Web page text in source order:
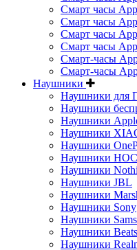
Смарт часы
Смарт часы
Смарт часы
Смарт часы
Смарт-часы
Смарт-часы
Наушники
Наушники для
Наушники
Наушники
Наушники
Наушники
Наушники
Наушники
Наушники JBL
Наушники
Наушники Sony
Наушники
Наушники Beats
Наушники